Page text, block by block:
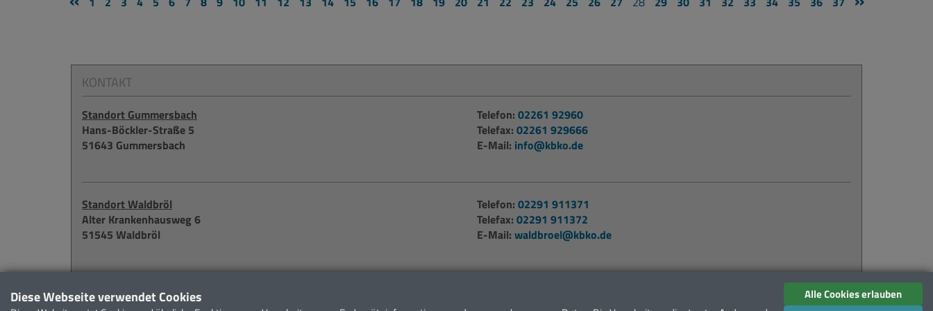
Diese Webseite verwendet Cookies
Alle Cookies erlauben
KONTAKT
Standort Gummersbach
Hans-Böckler-Straße 5
51643 Gummersbach
Telefon: 02261 92960
Telefax: 02261 929666
E-Mail: info@kbko.de
Standort Waldbröl
Alter Krankenhausweg 6
51545 Waldbröl
Telefon: 02291 911371
Telefax: 02291 911372
E-Mail: waldbroel@kbko.de